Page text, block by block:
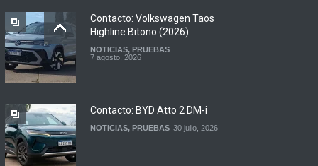
7 agosto, 2026
Argentina y Ecuador
Contacto: Volkswagen Taos
Highline Bitono (2026)
NOTICIAS, PRUEBAS
7 agosto, 2026
Contacto: BYD Atto 2 DM-i
NOTICIAS, PRUEBAS 30 julio, 2026